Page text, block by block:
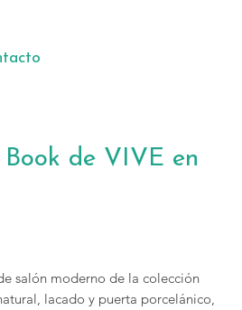
de VIVE en
salón moderno de la colección
lacado y puerta porcelánico,